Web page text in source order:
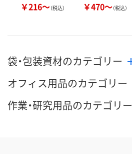
￥216～（税込） ￥470～（税込）
袋・包装資材のカテゴリー
オフィス用品のカテゴリー
作業・研究用品のカテゴリー